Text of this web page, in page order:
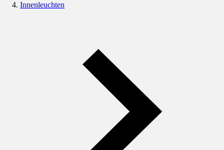
Innenleuchten